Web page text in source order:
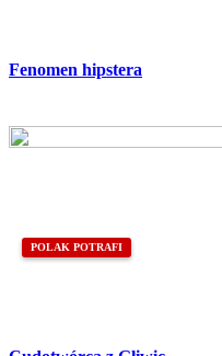
Fenomen hipstera
POLAK POTRAFI